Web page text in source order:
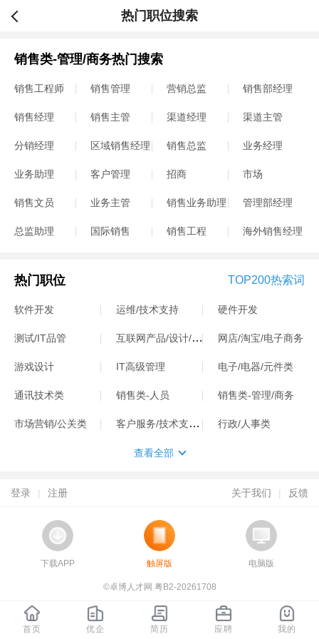
热门职位搜索
销售类-管理/商务热门搜索
销售工程师 销售管理 营销总监 销售部经理
销售经理 销售主管 渠道经理 渠道主管
分销经理 区域销售经理 销售总监 业务经理
业务助理 客户管理 招商 市场
销售文员 业务主管 销售业务助理 管理部经理
总监助理 国际销售 销售工程 海外销售经理
热门职位 TOP200热索词
软件开发 运维/技术支持 硬件开发
测试/IT品管 互联网产品/设计/运营 网店/淘宝/电子商务
游戏设计 IT高级管理 电子/电器/元件类
通讯技术类 销售类-人员 销售类-管理/商务
市场营销/公关类 客户服务/技术支持类 行政/人事类
查看全部
登录 | 注册 关于我们 | 反馈
下载APP 触屏版 电脑版
©卓博人才网 粤B2-20261708
首页 优企 简历 应聘 我的